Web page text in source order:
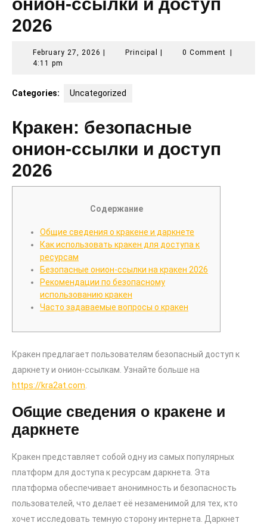
2026
February 27, 2026 FebruaryPrincipal Principal0 Comment
4:11 pm
Categories: Uncategorized
Кракен: безопасные
онион-ссылки и доступ
2026
Содержание
Общие сведения о кракене и даркнете
Как использовать кракен для доступа к
ресурсам
Безопасные онион-ссылки на кракен 2026
Рекомендации по безопасному
использованию кракен
Часто задаваемые вопросы о кракен
Кракен предлагает пользователям безопасный доступ к
даркнету и онион-ссылкам. Узнайте больше на
https://kra2at.com
Общие сведения о кракене и
даркнете
Кракен представляет собой одну из самых популярных
платформ для доступа к ресурсам даркнета. Эта
платформа обеспечивает анонимность и безопасность
пользователей, что делает её незаменимой для тех, кто
хочет исследовать темную сторону интернета. Даркнет